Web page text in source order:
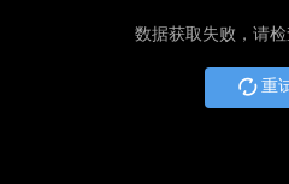
数据获取失败，请
重